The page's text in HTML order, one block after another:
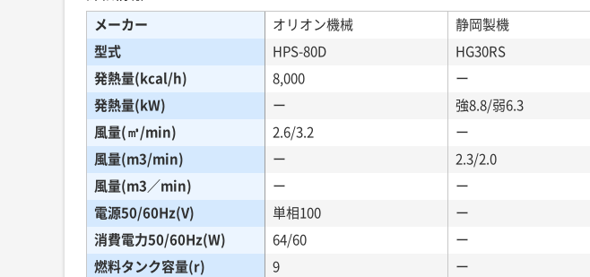
メーカー オリオン機械 静岡製機
型式
HPS-80D HG30RS
発熱量(kcal/h)
8,000 ー
発熱量(kW)
ー 強8.8/弱6.3
風量(㎥/min)
2.6/3.2 ー
風量(m3/min)
ー 2.3/2.0
風量(m3／min)
ー ー
電源50/60Hz(V)
単相100 ー
消費電力50/60Hz(W)
64/60 ー
燃料タンク容量(r)
9 ー